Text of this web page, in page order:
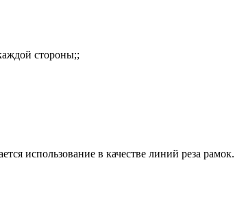
стороны;;
использование в качестве линий реза рамок.